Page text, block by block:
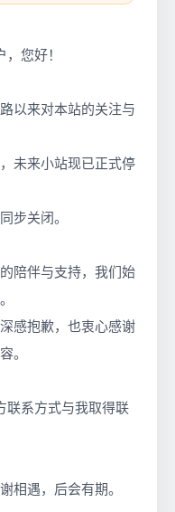
您好！
以来对本站的关注与
未来小站现已正式停
步关闭。
陪伴与支持，我们始
感抱歉，也衷心感谢
。
联系方式与我取得联
相遇，后会有期。